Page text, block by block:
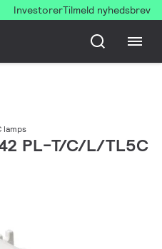
InvestorerTilmeld nyhedsbrev
lamps
PL-T/C/L/TL5C